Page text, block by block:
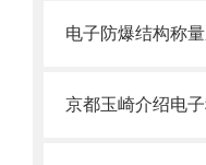
京都玉崎介绍电